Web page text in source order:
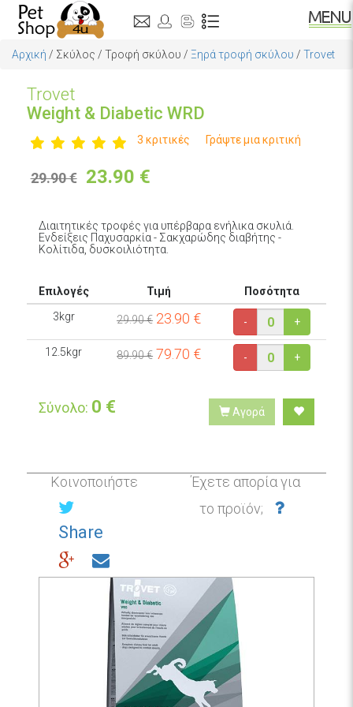
Αρχική / Σκύλος / Τροφή σκύλου / Ξηρά τροφή σκύλου / Trovet
Trovet
Weight & Diabetic WRD
3 κριτικές Γράψτε μια κριτική
29.90 € 23.90 €
Διαιτητικές τροφές για υπέρβαρα ενήλικα σκυλιά.
Ενδείξεις Παχυσαρκία - Σακχαρώδης διαβήτης -
Κολίτιδα, δυσκοιλιότητα.
Επιλογές Τιμή
Ποσότητα
3kgr
29.90 € 23.90 € - +
12.5kgr 89.90 € 79.70 € - +
Σύνολο: 0 € Αγορά
Κοινοποιήστε
Share
Έχετε απορία για
το προϊόν;